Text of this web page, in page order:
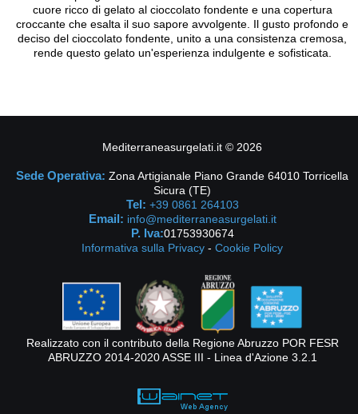
cuore ricco di gelato al cioccolato fondente e una copertura
croccante che esalta il suo sapore avvolgente. Il gusto profondo e
deciso del cioccolato fondente, unito a una consistenza cremosa,
rende questo gelato un'esperienza indulgente e sofisticata.
Mediterraneasurgelati.it © 2026
Sede Operativa: Zona Artigianale Piano Grande 64010 Torricella
Sicura (TE)
Tel: +39 0861 264103
Email: info@mediterraneasurgelati.it
P. Iva:01753930674
Informativa sulla Privacy - Cookie Policy
Realizzato con il contributo della Regione Abruzzo POR FESR
ABRUZZO 2014-2020 ASSE III - Linea d'Azione 3.2.1